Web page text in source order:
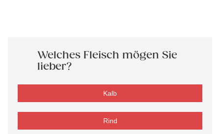
Welches Fleisch mögen Sie
lieber?
Kalb
Rind